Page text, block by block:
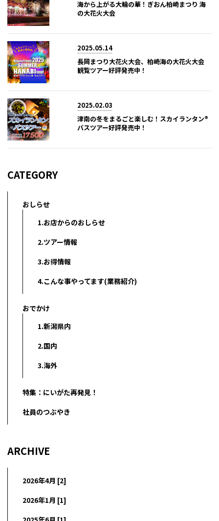
海から上がる大輪の華！ぎおん柏崎まつり 海
の大花火大会
2025.05.14
長岡まつり大花火大会、柏崎海の大花火大会
観覧ツアー好評発売中！
2025.02.03
津南の冬をまるごと楽しむ！スカイランタン®
バスツアー好評発売中！
CATEGORY
おしらせ
1.お店からのおしらせ
2.ツアー情報
3.お得情報
4.こんな事やってます(業務紹介)
おでかけ
1.新潟県内
2.国内
3.海外
特集：にいがた再発見！
社員のつぶやき
ARCHIVE
2026年4月 [2]
2026年1月 [1]